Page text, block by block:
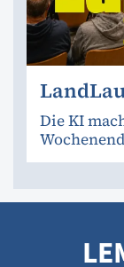
Die KI